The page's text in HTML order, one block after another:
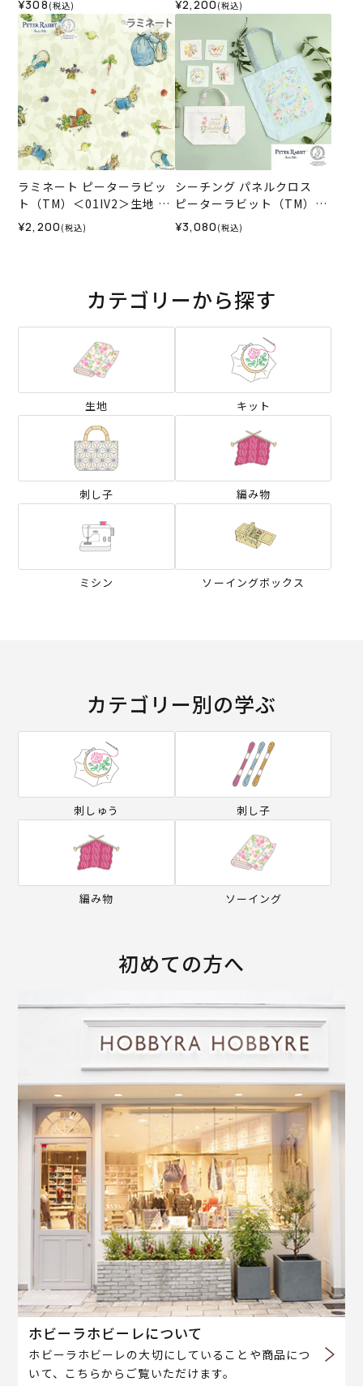
ザインコレクション
¥308 (税込)
デザインコレクション
¥2,200 (税込)
ラミネート ピーターラビッ
ト（TM）＜01IV2＞生地 ホ
ビーラホビーレデザインコ
レクション
¥2,200 (税込)
シーチング パネルクロス
ピーターラビット（TM）＆
フラワー＜01X＞生地 ホビ
ーラホビーレデザインコレ
¥3,080 (税込)
カテゴリーから探す
生地 キット
刺し子 編み物
ミシン ソーイングボックス
カテゴリー別の学ぶ
刺しゅう 刺し子
編み物 ソーイング
初めての方へ
ホビーラホビーレについて
ホビーラホビーレの大切にしていることや商品につ
いて、こちらからご覧いただけます。